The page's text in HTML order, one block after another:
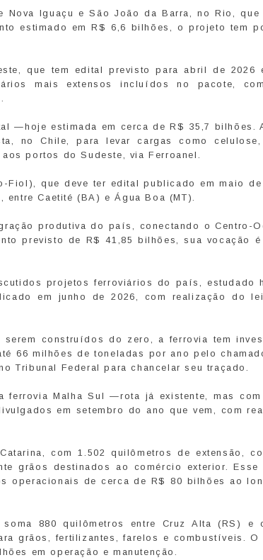
Nova Iguaçu e São João da Barra, no Rio, que
estimado em R$ 6,6 bilhões, o projeto tem
que tem edital previsto para abril de 2026
mais extensos incluídos no pacote,
—hoje estimada em cerca de R$ 35,7 bilhões.
no Chile, para levar cargas como celulose,
portos do Sudeste, via Ferroanel.
que deve ter edital publicado em maio de
Caetité (BA) e Água Boa (MT).
produtiva do país, conectando o Centro-
previsto de R$ 41,85 bilhões, sua vocação é
projetos ferroviários do país, estudado
em junho de 2026, com realização do
construídos do zero, a ferrovia tem
66 milhões de toneladas por ano pelo
Tribunal Federal para chancelar seu traçado.
ferrovia Malha Sul —rota já existente, mas com
em setembro do ano que vem, com
com 1.502 quilômetros de extensão,
grãos destinados ao comércio exterior. Esse
operacionais de cerca de R$ 80 bilhões ao
880 quilômetros entre Cruz Alta (RS) e
grãos, fertilizantes, farelos e combustíveis. O
em operação e manutenção.